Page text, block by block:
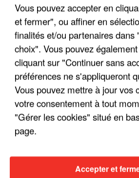
"ON A TOUS LE
"ON N'EST PAS
Vous pouvez accepter en
et fermer", ou affiner en
finalités et/ou partenaires dans
choix". Vous pouvez
cliquant sur "Continuer sans
préférences ne s'appliqueront
Vous pouvez mettre à jour vos
votre consentement à tout
"Gérer les cookies" situé en
page.
Accepter et